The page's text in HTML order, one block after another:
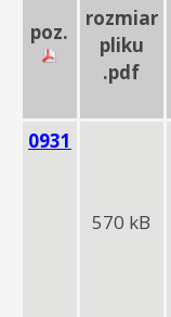
poz.
rozmiar
pliku
.pdf
0931
570 kB